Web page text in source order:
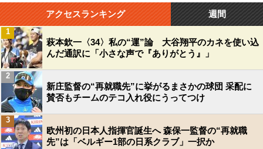
アクセスランキング 週間
萩本欽一〈34〉私の“運”論 大谷翔平のカネを使い込
んだ通訳に「小さな声で『ありがとう』」
1
新庄監督の“再就職先”に挙がるまさかの球団 采配に
賛否もチームのテコ入れ役にうってつけ
2
欧州初の日本人指揮官誕生へ 森保一監督の“再就職
先”は「ベルギー1部の日系クラブ」一択か
3